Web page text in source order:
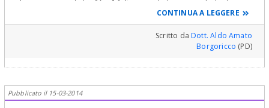
di un nuovo ponte tra 16 e 14. Se invece la terapia endodontica
fosse di dubbia prognosi, si dovrà optare per l'implantologia
eseguendo un impianto a livello del 16 e 15 . Cordiali saluti
CONTINUA A LEGGERE
Scritto daDott. Aldo Amato
Borgoricco (PD)
Pubblicato il 15-03-2014